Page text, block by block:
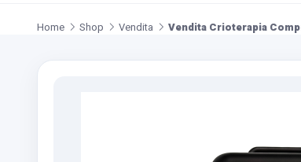
Home Shop Vendita Vendita Crioterapia